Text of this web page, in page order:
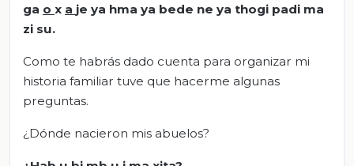
ga o x a je ya hma ya bede ne ya thogi padi ma
zi su.
Como te habrás dado cuenta para organizar mi
historia familiar tuve que hacerme algunas
preguntas.
¿Dónde nacieron mis abuelos?